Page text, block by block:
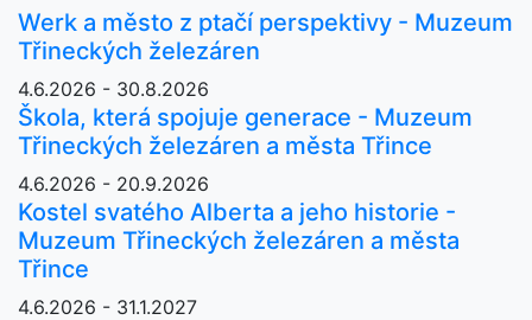
Werk a město z ptačí perspektivy - Muzeum
Třineckých železáren
4.6.2026 - 30.8.2026
Škola, která spojuje generace - Muzeum
Třineckých železáren a města Třince
4.6.2026 - 20.9.2026
Kostel svatého Alberta a jeho historie -
Muzeum Třineckých železáren a města
Třince
4.6.2026 - 31.1.2027